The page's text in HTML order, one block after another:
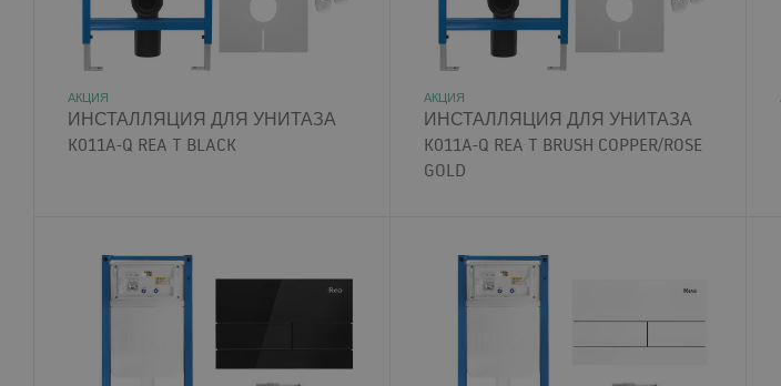
АКЦИЯ
ИНСТАЛЛЯЦИЯ ДЛЯ УНИТАЗА
K011A-Q REA T BLACK
АКЦИЯ
ИНСТАЛЛЯЦИЯ ДЛЯ УНИТАЗА
K011A-Q REA T BRUSH COPPER/ROSE
GOLD